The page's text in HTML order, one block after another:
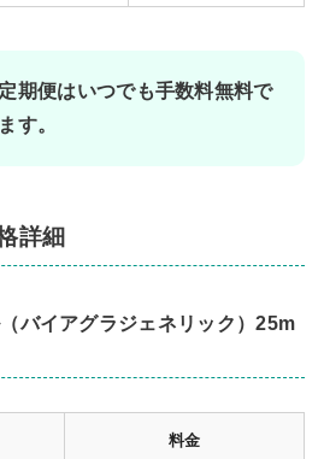
期便はいつでも手数料無料で
す。
詳細
バイアグラジェネリック）25m
料金